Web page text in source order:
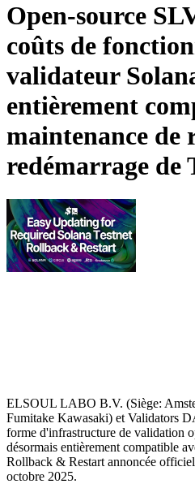
Open-source
coûts de
validateur
entièrement
maintenance de
redémarrage de
ELSOUL LABO B.V. (Siège:
Fumitake Kawasaki) et Validators
forme d'infrastructure de validation
désormais entièrement compatible
Rollback & Restart annoncée
octobre 2025.